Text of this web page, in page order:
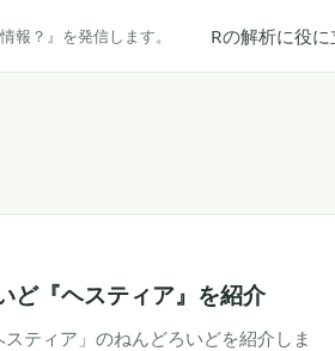
報？』を発信します。 Rの解析に役
ど『ヘスティア』を紹介
ティア」のねんどろいどを紹介しま